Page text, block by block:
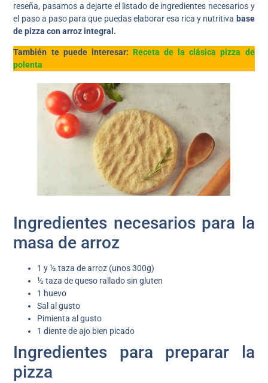
reseña, pasamos a dejarte el listado de ingredientes necesarios y
el paso a paso para que puedas elaborar esa rica y nutritiva base
de pizza con arroz integral.
También te puede interesar: Receta de la clásica pizza de
polenta
Ingredientes necesarios para la
masa de arroz
1 y ½ taza de arroz (unos 300g)
½ taza de queso rallado sin gluten
1 huevo
Sal al gusto
Pimienta al gusto
1 diente de ajo bien picado
Ingredientes para preparar la
pizza